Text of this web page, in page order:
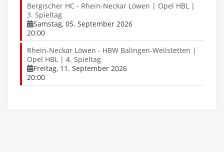
Bergischer HC - Rhein-Neckar Löwen | Opel HBL |
3. Spieltag
Samstag, 05. September 2026
20:00
Rhein-Neckar Löwen - HBW Balingen-Weilstetten |
Opel HBL | 4. Spieltag
Freitag, 11. September 2026
20:00